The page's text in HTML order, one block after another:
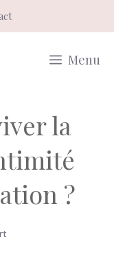
Menu
la
?